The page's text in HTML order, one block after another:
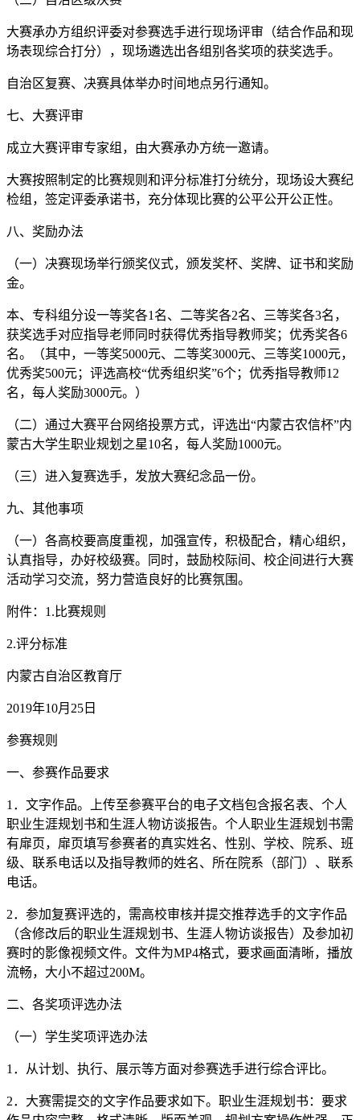
大赛承办方组织评委对参赛选手进行现场评审（结合作品和现
场表现综合打分），现场遴选出各组别各奖项的获奖选手。
自治区复赛、决赛具体举办时间地点另行通知。
七、大赛评审
成立大赛评审专家组，由大赛承办方统一邀请。
大赛按照制定的比赛规则和评分标准打分统分，现场设大赛纪
检组，签定评委承诺书，充分体现比赛的公平公开公正性。
八、奖励办法
（一）决赛现场举行颁奖仪式，颁发奖杯、奖牌、证书和奖励
金。
本、专科组分设一等奖各1名、二等奖各2名、三等奖各3名，
获奖选手对应指导老师同时获得优秀指导教师奖；优秀奖各6
名。（其中，一等奖5000元、二等奖3000元、三等奖1000元，
优秀奖500元；评选高校“优秀组织奖”6个；优秀指导教师12
名，每人奖励3000元。）
（二）通过大赛平台网络投票方式，评选出“内蒙古农信杯”内
蒙古大学生职业规划之星10名，每人奖励1000元。
（三）进入复赛选手，发放大赛纪念品一份。
九、其他事项
（一）各高校要高度重视，加强宣传，积极配合，精心组织，
认真指导，办好校级赛。同时，鼓励校际间、校企间进行大赛
活动学习交流，努力营造良好的比赛氛围。
附件：1.比赛规则
2.评分标准
内蒙古自治区教育厅
2019年10月25日
参赛规则
一、参赛作品要求
1．文字作品。上传至参赛平台的电子文档包含报名表、个人
职业生涯规划书和生涯人物访谈报告。个人职业生涯规划书需
有扉页，扉页填写参赛者的真实姓名、性别、学校、院系、班
级、联系电话以及指导教师的姓名、所在院系（部门）、联系
电话。
2．参加复赛评选的，需高校审核并提交推荐选手的文字作品
（含修改后的职业生涯规划书、生涯人物访谈报告）及参加初
赛时的影像视频文件。文件为MP4格式，要求画面清晰，播放
流畅，大小不超过200M。
二、各奖项评选办法
（一）学生奖项评选办法
1．从计划、执行、展示等方面对参赛选手进行综合评比。
2．大赛需提交的文字作品要求如下。职业生涯规划书：要求